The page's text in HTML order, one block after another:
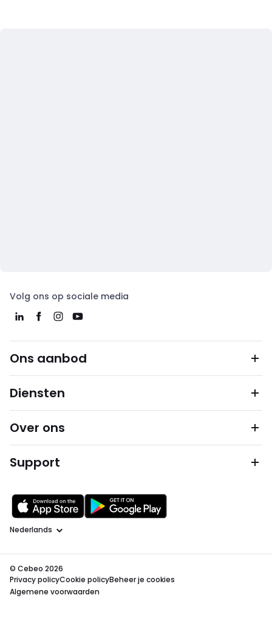
Volg ons op sociale media
Ons aanbod
Diensten
Over ons
Support
Taal
© Cebeo 2026
Privacy policyCookie policyBeheer je cookies
Algemene voorwaarden